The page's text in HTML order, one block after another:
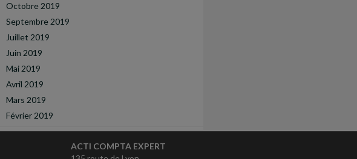
Octobre 2019
Septembre 2019
Juillet 2019
Juin 2019
Mai 2019
Avril 2019
Mars 2019
Février 2019
ACTI COMPTA EXPERT